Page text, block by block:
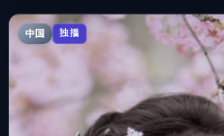
中国 独播